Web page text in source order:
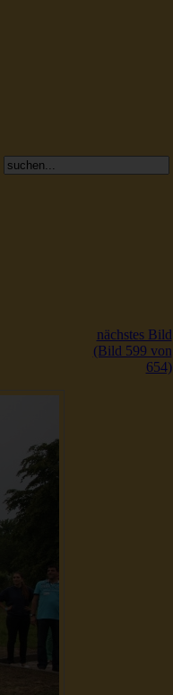
nächstes Bild
(Bild 599 von
654)